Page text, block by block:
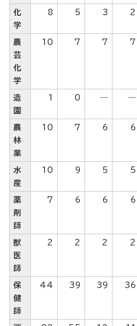
化
学
8 5 3 2
農
芸
化
学
10 7 7 7
造
園
1 0 ― ―
農
林
業
10 7 6 6
水
産
10 9 5 5
薬
剤
師
7 6 6 6
獣
医
師
2 2 2 2
保
健
師
44 39 39 36